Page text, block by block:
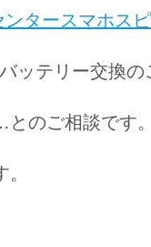
タースマホス
ッテリー交換の
のご相談です。